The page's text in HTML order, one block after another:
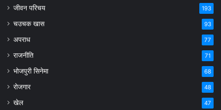
जीवन परिचय 193
चउचक खास 93
अपराध 77
राजनीति 71
भोजपुरी सिनेमा 68
रोजगार 48
खेल 47